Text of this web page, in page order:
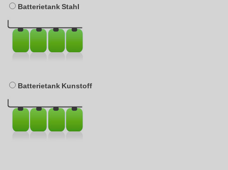
Batterietank Stahl
Batterietank Kunstoff